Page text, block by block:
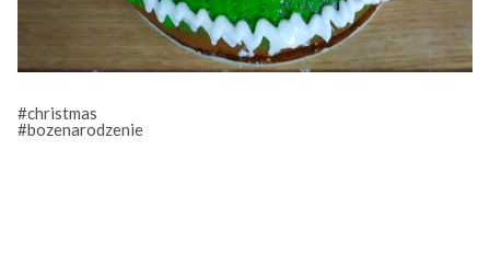
#christmas
#bozenarodzenie